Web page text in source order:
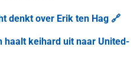
denkt over Erik ten Hag 🔗
haalt keihard uit naar United-